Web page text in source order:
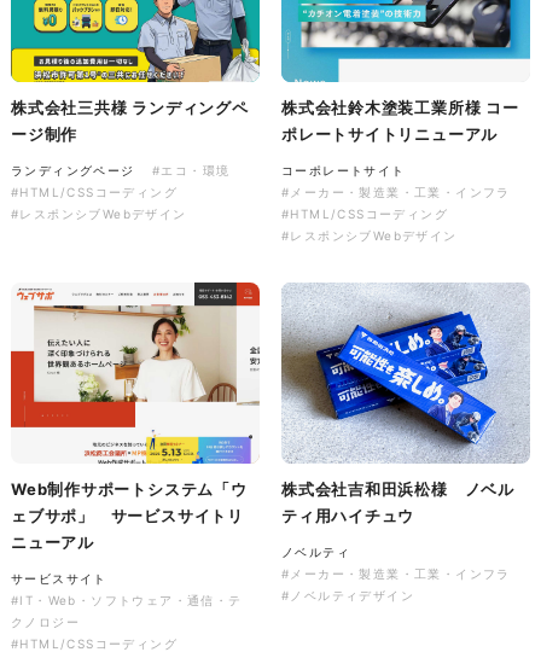
FRUITFRUIT SNACK パッケ
ージデザイン
#グラフィックデザイン
株式会社三共様 ランディングペ
ージ制作
ランディングページ
#エコ・環境
#HTML/CSSコーディング
#レスポンシブWebデザイン
株式会社鈴木塗装工業所様 コー
ポレートサイトリニューアル
コーポレートサイト
#メーカー・製造業・工業・インフラ
#HTML/CSSコーディング
#レスポンシブWebデザイン
Web制作サポートシステム「ウ
ェブサポ」 サービスサイトリ
ニューアル
サービスサイト
#IT・Web・ソフトウェア・通信・テ
クノロジー
#HTML/CSSコーディング
株式会社吉和田浜松様 ノベル
ティ用ハイチュウ
ノベルティ
#メーカー・製造業・工業・インフラ
#ノベルティデザイン